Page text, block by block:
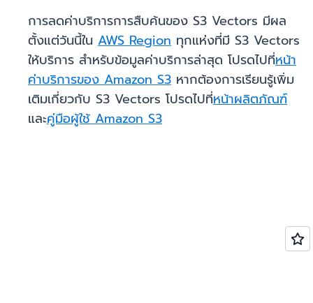
การลดค่าบริการการสืบค้นของ S3 Vectors มีผล
ตั้งแต่วันนี้ใน AWS Region ทุกแห่งที่มี S3 Vectors
ให้บริการ สำหรับข้อมูลค่าบริการล่าสุด โปรดไปที่หน้า
ค่าบริการของ Amazon S3 หากต้องการเรียนรู้เพิ่ม
เติมเกี่ยวกับ S3 Vectors โปรดไปที่หน้าผลิตภัณฑ์
และคู่มือผู้ใช้ Amazon S3